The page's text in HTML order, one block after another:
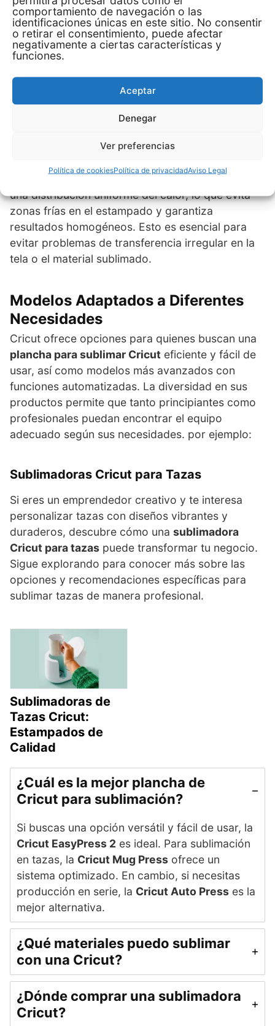
comportamiento de navegación o las
identificaciones únicas en este sitio. No consentir
o retirar el consentimiento, puede afectar
negativamente a ciertas características y
funciones.
Aceptar
Denegar
Ver preferencias
Política de cookiesPolítica de privacidadAviso Legal
Una de las mayores ventajas de una
Cricutes su facilidad de manejo. A diferencia de
otras máquinas de sublimación más grandes y
complejas, los modelos deCricut para sublimar
cualquier espacio de trabajo sin comprometer la
calidad de impresión.
Tecnología de Calor Uniforme para
planchas de sublimación Cricut
cuentan con
una distribución uniforme del calor, lo que evita
zonas frías en el estampado y garantiza
resultados homogéneos. Esto es esencial para
evitar problemas de transferencia irregular en la
tela o el material sublimado.
Modelos Adaptados a Diferentes
Necesidades
Cricut ofrece opciones para quienes buscan una
plancha para sublimar Cricut eficiente y fácil de
usar, así como modelos más avanzados con
funciones automatizadas. La diversidad en sus
productos permite que tanto principiantes como
profesionales puedan encontrar el equipo
adecuado según sus necesidades. por ejemplo:
Sublimadoras Cricut para Tazas
Si eres un emprendedor creativo y te interesa
personalizar tazas con diseños vibrantes y
duraderos, descubre cómo una sublimadora
Cricut para tazas puede transformar tu negocio.
Sigue explorando para conocer más sobre las
opciones y recomendaciones específicas para
sublimar tazas de manera profesional.
Sublimadoras de
Tazas Cricut:
Estampados de
Calidad
¿Cuál es la mejor plancha de
Cricut para sublimación?
Si buscas una opción versátil y fácil de usar, la
Cricut EasyPress 2 es ideal. Para sublimación
en tazas, la Cricut Mug Press ofrece un
sistema optimizado. En cambio, si necesitas
producción en serie, la Cricut Auto Press es la
mejor alternativa.
¿Qué materiales puedo sublimar
con una Cricut?
¿Dónde comprar una sublimadora
Cricut?